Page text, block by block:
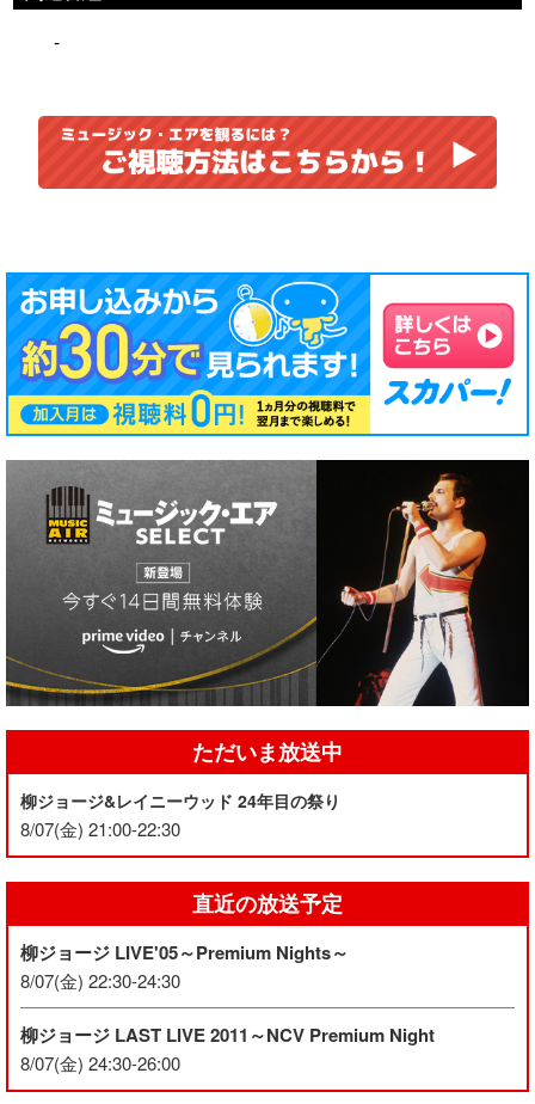
-
ただいま放送中
柳ジョージ&レイニーウッド 24年目の祭り
8/07(金) 21:00-22:30
直近の放送予定
柳ジョージ LIVE'05～Premium Nights～
8/07(金) 22:30-24:30
柳ジョージ LAST LIVE 2011～NCV Premium Night
8/07(金) 24:30-26:00